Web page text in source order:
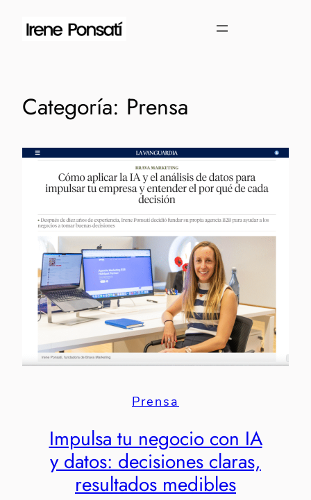
Categoría: Prensa
Prensa
Impulsa tu negocio con IA
y datos: decisiones claras,
resultados medibles